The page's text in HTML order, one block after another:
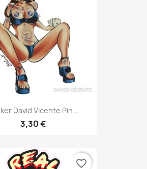
David Vicente Pin...
3,30 €
favorite_border